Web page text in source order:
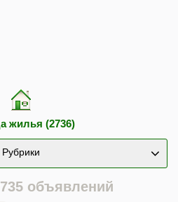
жилья (2736)
Рубрики
объявлений